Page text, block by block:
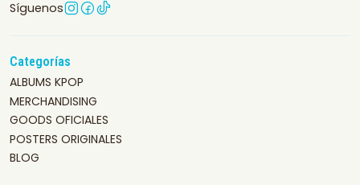
Síguenos
Categorías
ALBUMS KPOP
MERCHANDISING
GOODS OFICIALES
POSTERS ORIGINALES
BLOG